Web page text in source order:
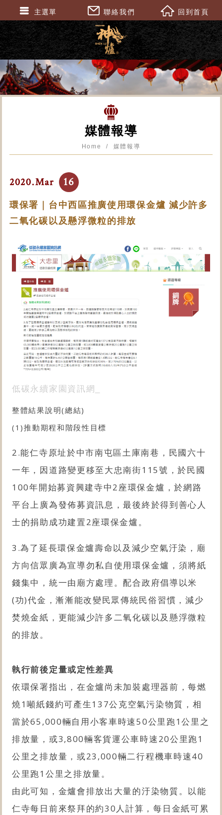
媒體報導
Home 媒體報導
2020.Mar 16
環保署｜台中西區推廣使用環保金爐 減少許多
二氧化碳以及懸浮微粒的排放
低碳永續家園資訊網_
整體結果說明(總結)
(1)推動期程和階段性目標
2.能仁寺原址於中市南屯區土庫南巷，民國六十
一年，因道路變更移至大忠南街115號，於民國
100年開始募資興建寺中2座環保金爐，於網路
平台上廣為發佈募資訊息，最後終於得到善心人
士的捐助成功建置2座環保金爐。
3.為了延長環保金爐壽命以及減少空氣汙染，廟
方向信眾廣為宣導勿私自使用環保金爐，須將紙
錢集中，統一由廟方處理。配合政府倡導以米
(功)代金，漸漸能改變民眾傳統民俗習慣，減少
焚燒金紙，更能減少許多二氧化碳以及懸浮微粒
的排放。
執行前後定量或定性差異
依環保署指出，在金爐尚未加裝處理器前，每燃
燒1噸紙錢約可產生137公克空氣污染物質，相
當於65,000輛自用小客車時速50公里跑1公里之
排放量，或3,800輛客貨運公車時速20公里跑1
公里之排放量，或23,000輛二行程機車時速40
公里跑1公里之排放量。
由此可知，金爐會排放出大量的汙染物質。以能
仁寺每日前來祭拜的約30人計算，每日金紙可累
主選單 聯絡我們 回到首頁